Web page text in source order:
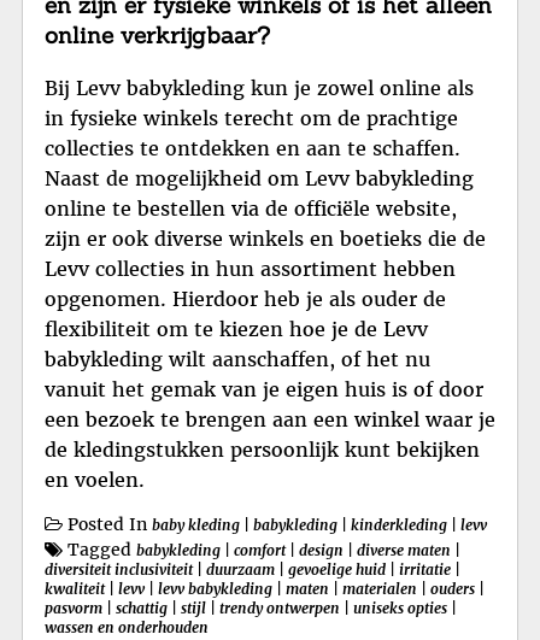
online verkrijgbaar?
Bij Levv babykleding kun je zowel online als
in fysieke winkels terecht om de prachtige
collecties te ontdekken en aan te schaffen.
Naast de mogelijkheid om Levv babykleding
online te bestellen via de officiële website,
zijn er ook diverse winkels en boetieks die de
Levv collecties in hun assortiment hebben
opgenomen. Hierdoor heb je als ouder de
flexibiliteit om te kiezen hoe je de Levv
babykleding wilt aanschaffen, of het nu
vanuit het gemak van je eigen huis is of door
een bezoek te brengen aan een winkel waar je
de kledingstukken persoonlijk kunt bekijken
en voelen.
Posted In baby kleding babykleding kinderkleding levv
Tagged babykleding comfort| design diverse maten
diversiteit inclusiviteit| duurzaam gevoelige huid irritatie
kwaliteit| levv| levv babykleding maten materialen ouders
pasvorm
schattig stijl trendy ontwerpen uniseks opties
wassen en onderhouden